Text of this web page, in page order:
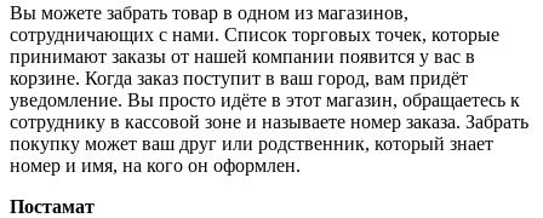
Вы можете забрать товар в одном из магазинов,
сотрудничающих с нами. Список торговых точек, которые
принимают заказы от нашей компании появится у вас в
корзине. Когда заказ поступит в ваш город, вам придёт
уведомление. Вы просто идёте в этот магазин, обращаетесь к
сотруднику в кассовой зоне и называете номер заказа. Забрать
покупку может ваш друг или родственник, который знает
номер и имя, на кого он оформлен.
Постамат